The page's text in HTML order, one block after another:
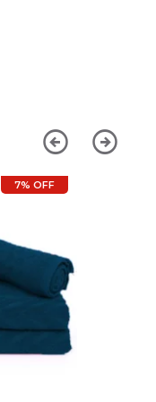
7% OFF